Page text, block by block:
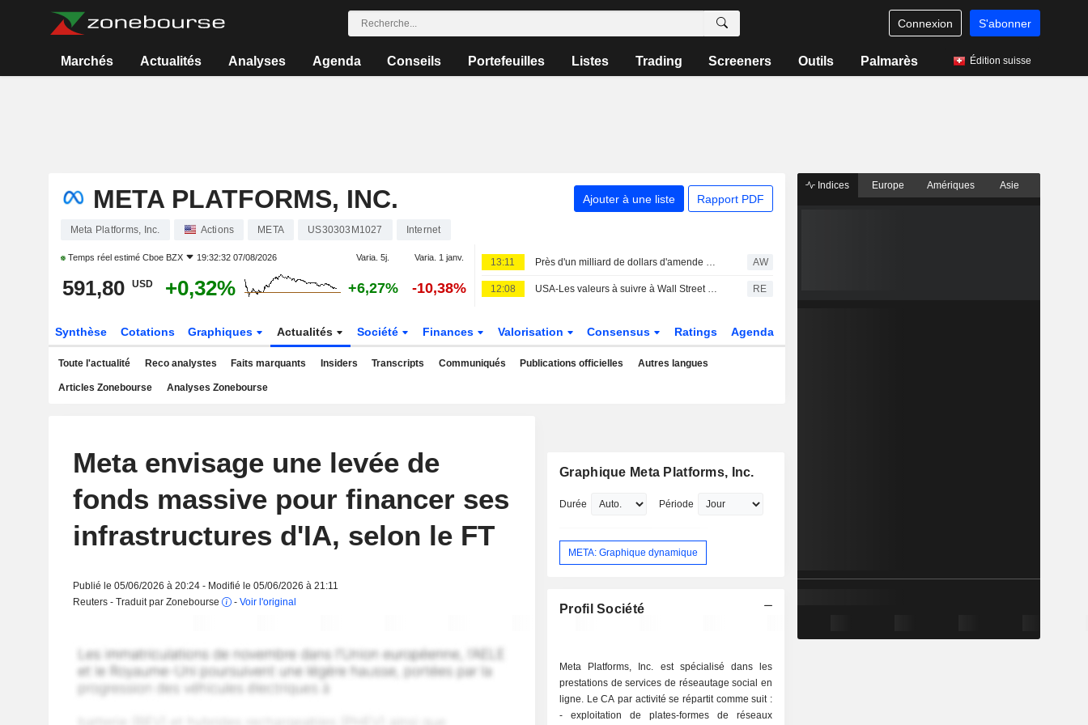
Connexion S'abonner
Marchés Actualités Analyses Agenda Conseils Portefeuilles Listes Trading Screeners Outils Palmarès Édition suisse
META PLATFORMS, INC. Ajouter à une liste Rapport PDF
Meta Platforms, Inc. Actions META US30303M1027 Internet
Temps réel estimé Cboe BZX 19:32:32 07/08/2026 Varia. 5j. Varia. 1 janv.
591,80 USD +0,32% +6,27% -10,38%
13:11 Près d'un milliard de dollars d'amende pour Meta AW
12:08 USA-Les valeurs à suivre à Wall Street (actualisé) RE
Synthèse Cotations Graphiques Actualités Société Finances Valorisation Consensus Ratings Agenda
Toute l'actualité Reco analystes Faits marquants Insiders Transcripts Communiqués Publications officielles Autres langues
Articles Zonebourse Analyses Zonebourse
Meta envisage une levée de
fonds massive pour financer ses
infrastructures d'IA, selon le FT
Publié le 05/06/2026 à 20:24 - Modifié le 05/06/2026 à 21:11
Reuters - Traduit par Zonebourse
- Voir l'original
Graphique Meta Platforms, Inc.
Durée Période
META: Graphique dynamique
Profil Société
Meta Platforms, Inc. est spécialisé dans les
prestations de services de réseautage social en
ligne. Le CA par activité se répartit comme suit :
- exploitation de plates-formes de réseaux
Indices Europe Amériques Asie